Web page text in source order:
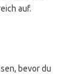
auf.
bevor du